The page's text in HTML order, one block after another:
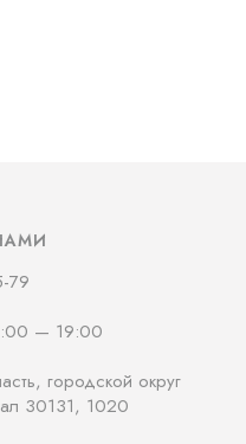
79
— 19:00
городской округ
30131, 1020